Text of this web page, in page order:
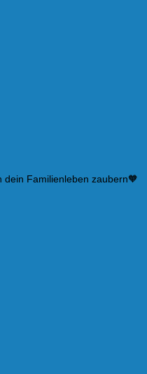
Familienleben zaubern🧡